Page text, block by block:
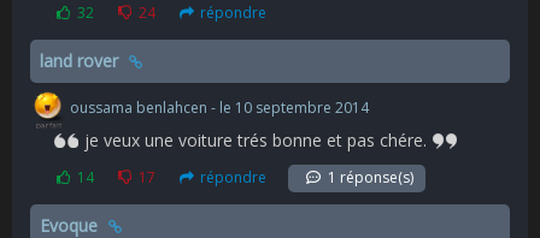
32 24 répondre
land rover
oussama benlahcen - le 10 septembre 2014
je veux une voiture trés bonne et pas chére.
14 17 répondre 1 réponse(s)
Evoque